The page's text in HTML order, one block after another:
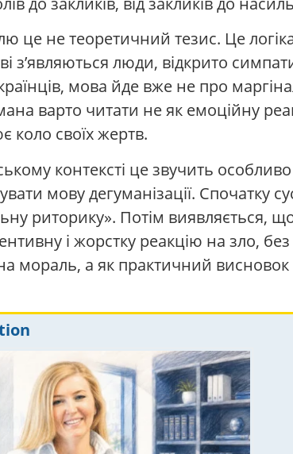
це не теоретичний тезис. Це
з’являються люди, відкрито
мова йде вже не про
варто читати не як емоційну
коло своїх жертв.
контексті це звучить
мову дегуманізації. Спочатку
риторику». Потім виявляється,
і жорстку реакцію на зло,
мораль, а як практичний висновок з